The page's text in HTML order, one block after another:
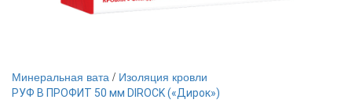
Минеральная вата / Изоляция кровли
РУФ В ПРОФИТ 50 мм DIROCK («Дирок»)